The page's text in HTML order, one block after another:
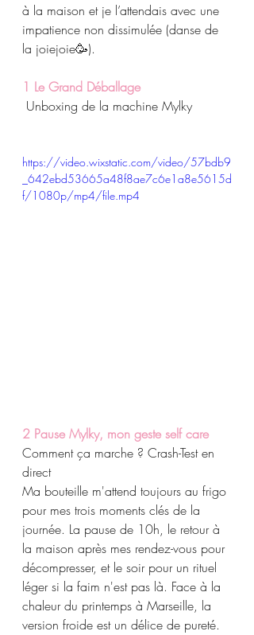
à la maison et je l’attendais avec une
impatience non dissimulée (danse de
la joiejoie🥳).
1 Le Grand Déballage
Unboxing de la machine Mylky
https://video.wixstatic.com/video/57bdb9
_642ebd53665a48f8ae7c6e1a8e5615d
f/1080p/mp4/file.mp4
2 Pause Mylky, mon geste self care
Comment ça marche ? Crash-Test en
direct
Ma bouteille m'attend toujours au frigo
pour mes trois moments clés de la
journée. La pause de 10h, le retour à
la maison après mes rendez-vous pour
décompresser, et le soir pour un rituel
léger si la faim n'est pas là. Face à la
chaleur du printemps à Marseille, la
version froide est un délice de pureté.